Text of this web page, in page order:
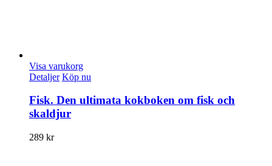
Visa varukorg
Detaljer Köp nu
Fisk. Den ultimata kokboken om fisk och
skaldjur
289 kr